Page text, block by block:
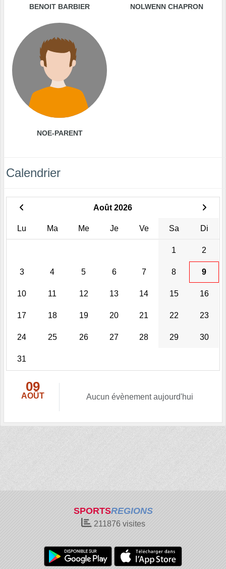
BENOIT BARBIER NOLWENN CHAPRON
NOE-PARENT
Calendrier
Août 2026
Lu Ma Me Je Ve Sa Di
1 2
3 4 5 6 7 8 9
10 11 12 13 14 15 16
17 18 19 20 21 22 23
24 25 26 27 28 29 30
31
09
AOÛT Aucun évènement aujourd'hui
SPORTSREGIONS
211876 visites